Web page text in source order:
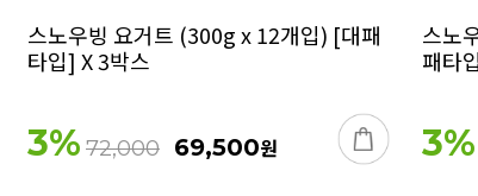
스노우빙 요거트 (300g x 12개입) [대패
타입] X 3박스
3% 72,000 69,500원
스노
패타
3%